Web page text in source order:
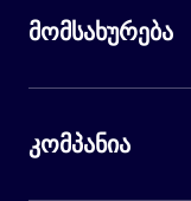
მომსახურება
კომპანია